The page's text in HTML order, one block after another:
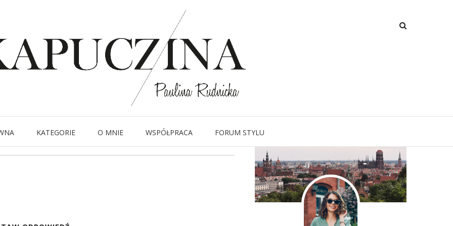
KATEGORIE O MNIE WSPÓŁPRACA FORUM STYLU
zdjęcie 5
Written byKapuczina in